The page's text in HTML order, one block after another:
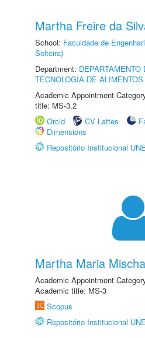
Martha Freire da
School: Faculdade de
Solteira)
Department: DEPARTAMENTO
TECNOLOGIA DE
Academic Appointment
title: MS-3.2
Orcid
CV Lattes
Dimensions
Repositório Institucional
Martha Maria
Academic Appointment
Academic title: MS-3
Scopus
Repositório Institucional